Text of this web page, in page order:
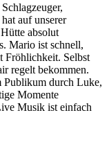
auf unserer
absolut
Mario ist schnell,
Fröhlichkeit. Selbst
regelt bekommen.
Publikum durch Luke,
Momente
Musik ist einfach